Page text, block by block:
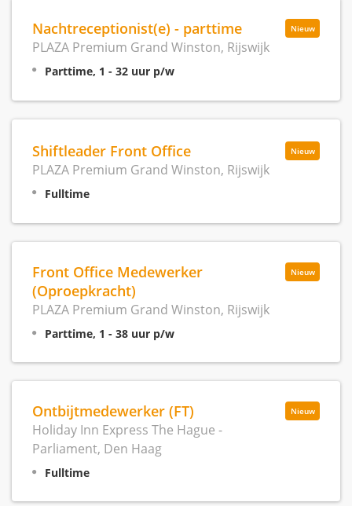
Nieuw
Nachtreceptionist(e) - parttime
PLAZA Premium Grand Winston, Rijswijk
Parttime, 1 - 32 uur p/w
Nieuw
Shiftleader Front Office
PLAZA Premium Grand Winston, Rijswijk
Fulltime
Nieuw
Front Office Medewerker
(Oproepkracht)
PLAZA Premium Grand Winston, Rijswijk
Parttime, 1 - 38 uur p/w
Nieuw
Ontbijtmedewerker (FT)
Holiday Inn Express The Hague -
Parliament, Den Haag
Fulltime